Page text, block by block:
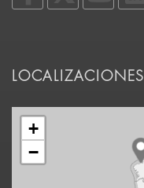
LOCALIZACIONES
+
−